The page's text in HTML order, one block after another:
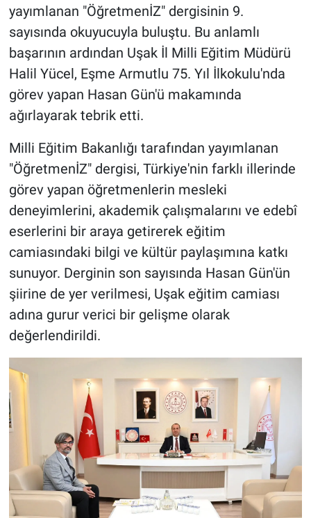
yayımlanan "ÖğretmenİZ" dergisinin 9.
sayısında okuyucuyla buluştu. Bu anlamlı
başarının ardından Uşak İl Milli Eğitim Müdürü
Halil Yücel, Eşme Armutlu 75. Yıl İlkokulu'nda
görev yapan Hasan Gün'ü makamında
ağırlayarak tebrik etti.
Milli Eğitim Bakanlığı tarafından yayımlanan
"ÖğretmenİZ" dergisi, Türkiye'nin farklı illerinde
görev yapan öğretmenlerin mesleki
deneyimlerini, akademik çalışmalarını ve edebî
eserlerini bir araya getirerek eğitim
camiasındaki bilgi ve kültür paylaşımına katkı
sunuyor. Derginin son sayısında Hasan Gün'ün
şiirine de yer verilmesi, Uşak eğitim camiası
adına gurur verici bir gelişme olarak
değerlendirildi.